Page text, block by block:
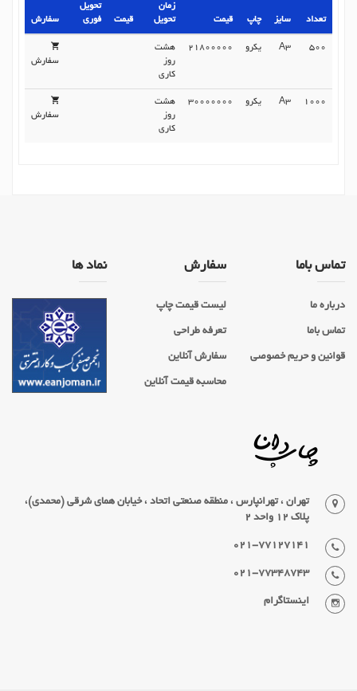
تعداد سایز چاپ قیمت
زمان
تحویل
قیمت
تحویل
فوری
سفارش
500
A3 یکرو 21800000
هشت
روز
کاری
سفارش
1000
A3 یکرو 30000000
هشت
روز
کاری
سفارش
نماد ها سفارش
لیست قیمت چاپ
تعرفه طراحی
سفارش آنلاین
محاسبه قیمت آنلاین
تماس باما
درباره ما
تماس باما
قوانین و حریم خصوصی
تهران ، تهرانپارس ، منطقه صنعتی اتحاد ، خیابان همای شرقی (محمدی)،
پلاک 12 واحد 2
021-77127141
021-77348743
اینستاگرام